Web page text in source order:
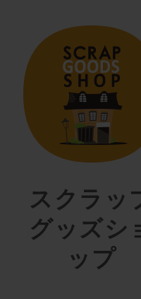
スクラッ
グッズシ
ップ